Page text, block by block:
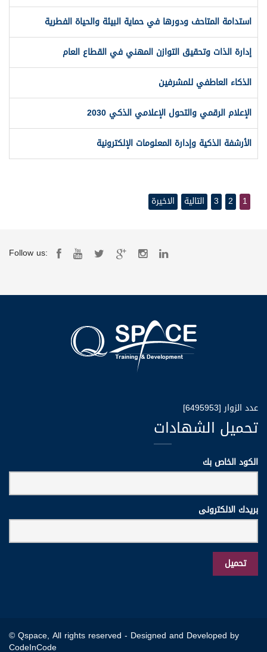
استدامة المتاحف ودورها في حماية البيئة والحياة الفطرية
إدارة الذات وتحقيق التوازن المهني في القطاع العام
الذكاء العاطفي للمشرفين
الإعلام الرقمي والتحول الإعلامي الذكي 2030
الأرشفة الذكية وإدارة المعلومات الإلكترونية
1
2
3 التالية الاخيرة
Follow us:
عدد الزوار [6495953]
تحميل الشهادات
الكود الخاص بك
بريدك الالكترونى
© Qspace, All rights reserved - Designed and Developed by
CodeInCode